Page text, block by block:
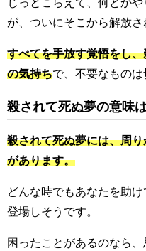
じっとこらえて、何とか
が、ついにそこから解放さ
すべてを手放す覚悟をし
の気持ちで、不要なものは
殺されて死ぬ夢の意味
殺されて死ぬ夢には、周
があります。
どんな時でもあなたを助
登場しそうです。
困ったことがあるのなら